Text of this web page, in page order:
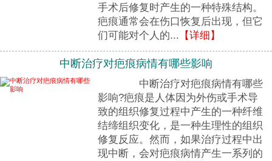
手术后修复时产生的一种特殊结构。
疤痕通常会在伤口恢复后出现，但它
们可能对个人的... 【详细】
中断治疗对疤痕病情有哪些影响
中断治疗对疤痕病情有哪些
影响?疤痕是人体因为外伤或手术导
致的组织修复过程中产生的一种纤维
结缔组织变化，是一种生理性的组织
修复反应。然而，如果治疗过程中出
现中断，会对疤痕病情产生一系列的